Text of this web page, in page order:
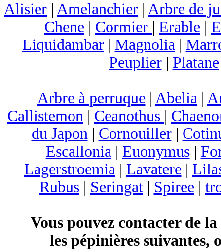
Alisier | Amelanchier | Arbre de
Chene | Cormier | Erable |
Liquidambar| Magnolia|
Peuplier| Platane
Arbre à perruque | Abelia|
Callistemon| Ceanothus |
du Japon| Cornouiller|
Escallonia| Euonymus|
Lagerstroemia| Lavatere |
Rubus| Seringat| Spiree |
Vous pouvez contacter de
les pépinières